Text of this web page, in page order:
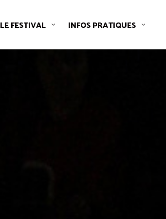
LE FESTIVAL INFOS PRATIQUES